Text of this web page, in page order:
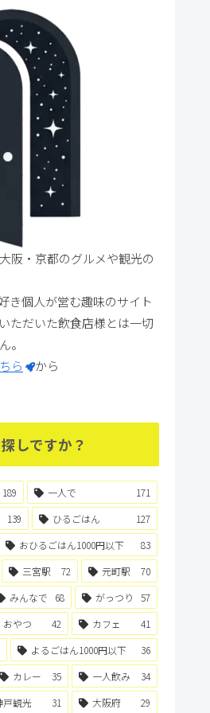
阪・京都のグルメや観光の
き個人が営む趣味のサイト
ただいた飲食店様とは一切
。
ら
から
しですか？
189 一人で
171
139 ひるごはん
127
おひるごはん1000円以下
83
三宮駅 72 元町駅
70
みんなで 68 がっつり
57
おやつ 42 カフェ
41
よるごはん1000円以下
36
カレー 35 一人飲み
34
戸観光 31 大阪府
29